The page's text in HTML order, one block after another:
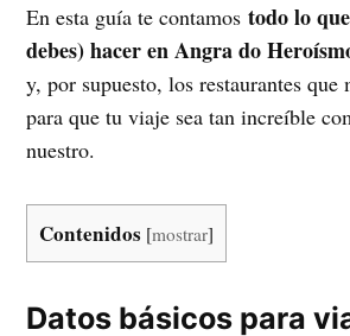
En esta guía te contamostodo lo
debes) hacer en Angra do
y, por supuesto, los restaurantes que
para que tu viaje sea tan increíble
nuestro.
Contenidos [mostrar]
Datos básicos para